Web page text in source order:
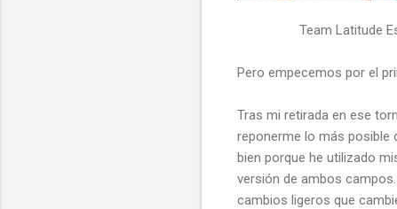
Team Latitude
Pero empecemos por el
Tras mi retirada en ese
reponerme lo más posible
bien porque he utilizado
versión de ambos
cambios ligeros que